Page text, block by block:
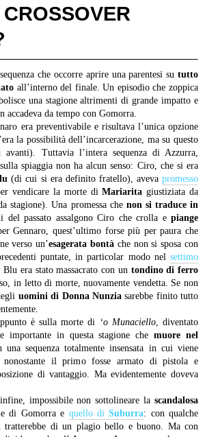
che occorre aprire una parentesi su tutto
all’interno del finale. Un episodio che zoppica
una stagione altrimenti di grande impatto e
accadeva da tempo con Gomorra.
era preventivabile e risultava l’unica opzione
la possibilità dell’incarcerazione, ma su questo
Tuttavia l’intera sequenza di Azzurra,
spiaggia non ha alcun senso: Ciro, che si era
(di cui si era definito fratello), avevapromesso
vendicare la morte diMariarita giustiziata da
stagione). Una promessa che non si traduce in
del passato assalgono Ciro che crolla e piange
Gennaro, quest’ultimo forse più per paura che
verso un’esagerata bontà che non si sposa con
puntate, in particolar modo nel settimo
Blu era stato massacrato con un tondino di ferro
in letto di morte, nuovamente vendetta. Se non
uomini di Donna Nunziasarebbe finito tutto
è sulla morte di
‘o Munaciello, diventato
importante in questa stagione chemuore nel
una sequenza totalmente insensata in cui viene
nonostante il primo fosse armato di pistola e
di vantaggio. Ma evidentemente doveva
impossibile non sottolineare la scandalosa
di Gomorra e quello diSuburra: con qualche
tratterebbe di un plagio bello e buono. Ma con